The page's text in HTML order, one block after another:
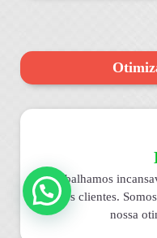
Trabalhamos
nossos clientes.
nossa